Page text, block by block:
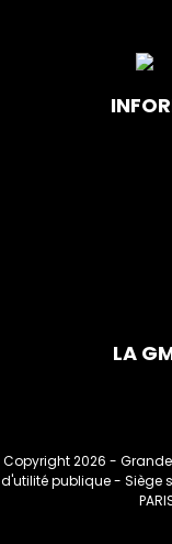
LA
Copyright 2026 -
d'utilité publique - Siège